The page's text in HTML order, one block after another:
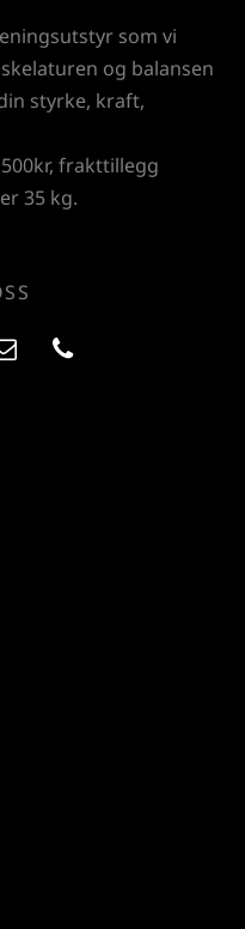
som vi
og balansen
styrke, kraft,
frakttillegg
35 kg.